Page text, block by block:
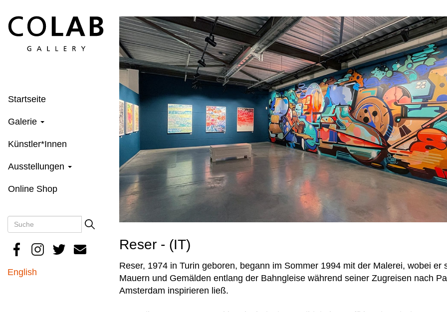
zum
Inhalt
Startseite
Galerie
Künstler*Innen
Ausstellungen
Online Shop
Search
Suche
English
Reser - (IT)
Reser, 1974 in Turin geboren, begann im Sommer 1994 mit der Malerei, wobei er
Mauern und Gemälden entlang der Bahngleise während seiner Zugreisen nach
Amsterdam inspirieren ließ.